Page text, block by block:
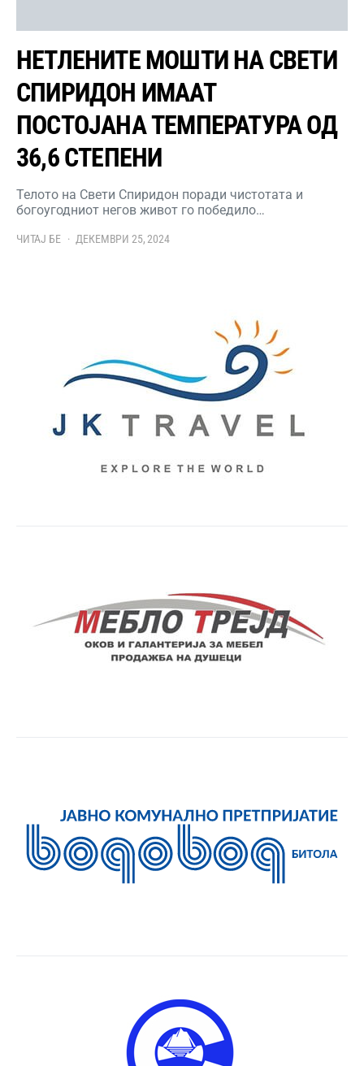
НЕТЛЕНИТЕ МОШТИ НА СВЕТИ
СПИРИДОН ИМААТ
ПОСТОЈАНА ТЕМПЕРАТУРА ОД
36,6 СТЕПЕНИ
Телото на Свети Спиридон поради чистотата и
богоугодниот негов живот го победило…
ЧИТАЈ БЕ ДЕКЕМВРИ 25, 2024